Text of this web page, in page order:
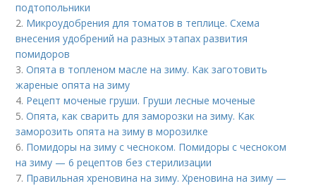
подтопольники
2. Микроудобрения для томатов в теплице. Схема
внесения удобрений на разных этапах развития
помидоров
3.Опята в топленом масле на зиму. Как заготовить
жареные опята на зиму
4. Рецепт моченые груши. Груши лесные моченые
5.Опята, как сварить для заморозки на зиму. Как
заморозить опята на зиму в морозилке
6. Помидоры на зиму с чесноком. Помидоры с чесноком
на зиму — 6 рецептов без стерилизации
7. Правильная хреновина на зиму. Хреновина на зиму —